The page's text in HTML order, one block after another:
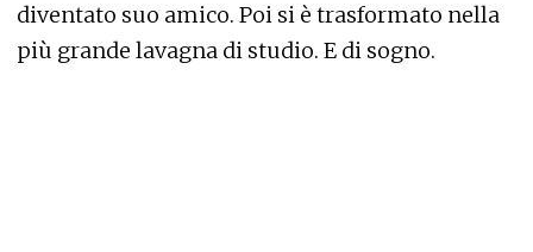
diventato suo amico. Poi si è trasformato nella
più grande lavagna di studio. E di sogno.